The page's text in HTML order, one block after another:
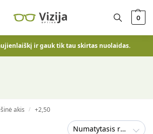
0
ir gauk tik tau skirtas nuolaidas.
akis / +2,50
Numatytasis rūšiavimas